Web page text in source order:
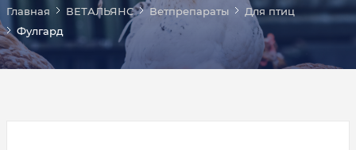
Главная ВЕТАЛЬЯНС Ветпрепараты
Для птиц
Фулгард